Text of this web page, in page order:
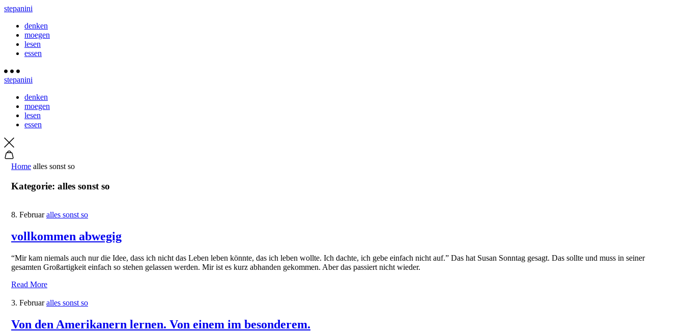
stepanini
denken
moegen
lesen
essen
stepanini
denken
moegen
lesen
essen
Home alles sonst so
Kategorie: alles sonst so
8. Februar alles sonst so
vollkommen abwegig
“Mir kam niemals auch nur die Idee, dass ich nicht das Leben leben könnte, das ich leben wollte. Ich dachte, ich gebe einfach nicht auf.” Das hat Susan Sonntag gesagt. Das sollte und muss in seiner
gesamten Großartigkeit einfach so stehen gelassen werden. Mir ist es kurz abhanden gekommen. Aber das passiert nicht wieder.
Read More
3. Februar alles sonst so
Von den Amerikanern lernen. Von einem im besonderem.